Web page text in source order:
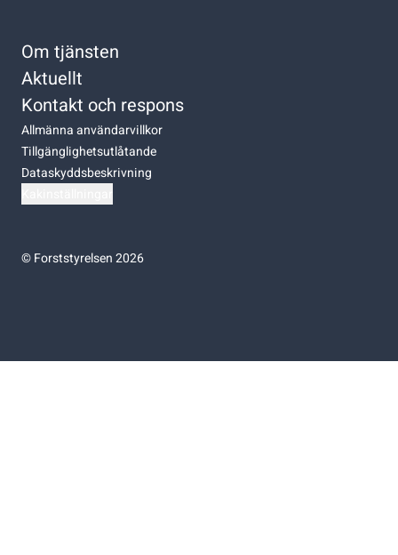
Om tjänsten
Aktuellt
Kontakt och respons
Allmänna användarvillkor
Tillgänglighetsutlåtande
Dataskyddsbeskrivning
©Forststyrelsen 2026